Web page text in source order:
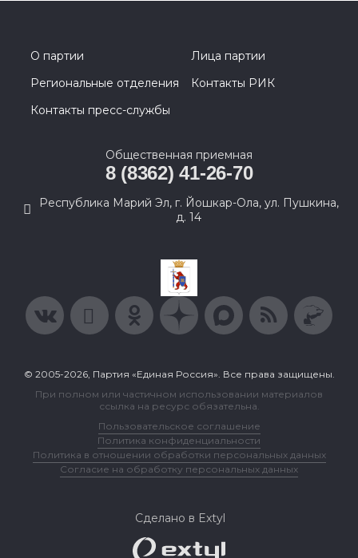
О партии
Лица партии
Региональные отделения
Контакты РИК
Контакты пресс-службы
Общественная приемная
8 (8362) 41-26-70
Республика Марий Эл, г. Йошкар-Ола, ул. Пушкина,
д. 14
© 2005-2026, Партия «Единая Россия». Все права защищены.
При полном или частичном использовании материалов
ссылка на ресурс обязательна.
Пользовательское соглашение
Политика конфиденциальности
Политика в отношении обработки персональных данных
Согласие на обработку персональных данных
Сделано в Extyl